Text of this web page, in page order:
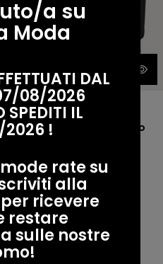
a su
Moda
DAL
08/2026
SPEDITI IL
!
rate su
alla
ricevere
restare
sulle nostre
Venduto
BLAUER
Blauer Giubbino Colletto
Alto
regolare
Blauer Giubbino Dodge